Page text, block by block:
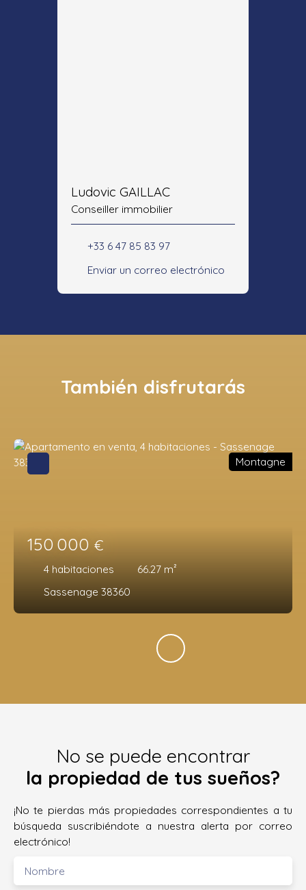
Ludovic GAILLAC
Conseiller immobilier
+33 6 47 85 83 97
Enviar un correo electrónico
También disfrutarás
150 000 €
4 habitaciones 66.27 m²
Sassenage 38360
Montagne
No se puede encontrar
la propiedad de tus sueños?
¡No te pierdas más propiedades correspondientes a tu
búsqueda suscribiéndote a nuestra alerta por correo
electrónico!
Nombre